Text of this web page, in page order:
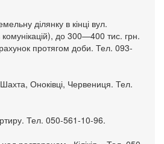
ділянку в кінці вул.
комунікацій), до 300—400 тис. грн.
протягом доби. Тел. 093-
Оноківці, Червениця. Тел.
Тел. 050-561-10-96.